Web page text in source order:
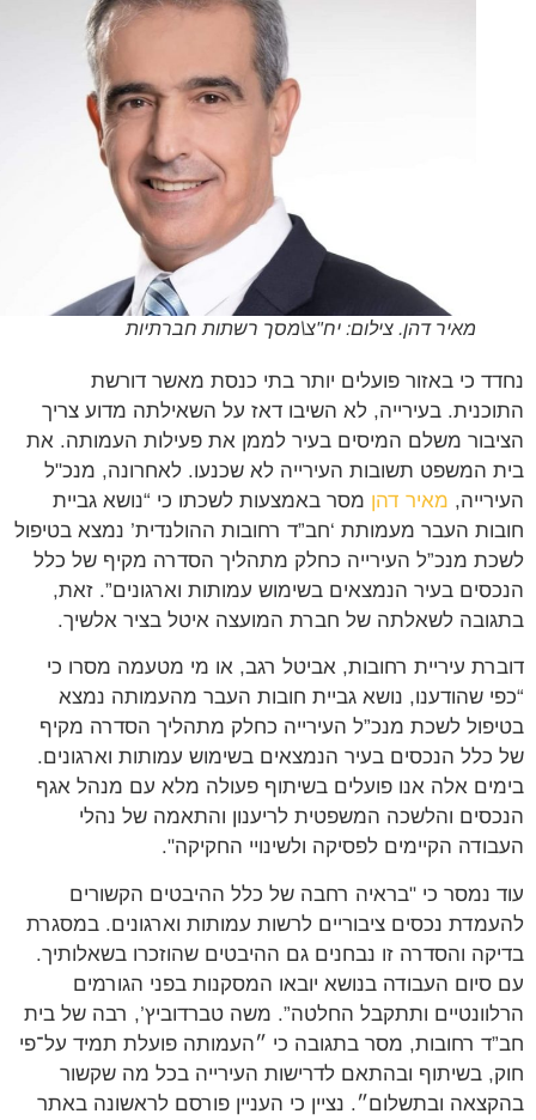
מאיר דהן. צילום: יח"צ\מסך רשתות חברתיות
כי באזור פועלים יותר בתי כנסת מאשר דורשת
בעירייה, לא השיבו דאז על השאילתה מדוע צריך
משלם המיסים בעיר לממן את פעילות העמותה. את
המשפט תשובות העירייה לא שכנעו. לאחרונה, מנכ"ל
מאיר דהןמסר באמצעות לשכתו כי “נושא גביית
העבר מעמותת ‘חב”ד רחובות ההולנדית’ נמצא בטיפול
מנכ”ל העירייה כחלק מתהליך הסדרה מקיף של כלל
בעיר הנמצאים בשימוש עמותות וארגונים”. זאת,
לשאלתה של חברת המועצה איטל בציר אלשיך.
עיריית רחובות, אביטל רגב, או מי מטעמה מסרו כי
שהודענו, נושא גביית חובות העבר מהעמותה נמצא
לשכת מנכ”ל העירייה כחלק מתהליך הסדרה מקיף
הנכסים בעיר הנמצאים בשימוש עמותות וארגונים.
אלה אנו פועלים בשיתוף פעולה מלא עם מנהל אגף
והלשכה המשפטית לריענון והתאמה של נהלי
הקיימים לפסיקה ולשינויי החקיקה".
נמסר כי "בראיה רחבה של כלל ההיבטים הקשורים
נכסים ציבוריים לרשות עמותות וארגונים. במסגרת
והסדרה זו נבחנים גם ההיבטים שהוזכרו בשאלותיך.
העבודה בנושא יובאו המסקנות בפני הגורמים
ותתקבל החלטה”. משה טברדוביץ’, רבה של בית
רחובות, מסר בתגובה כי ״העמותה פועלת תמיד על־פי
בשיתוף ובהתאם לדרישות העירייה בכל מה שקשור
ובתשלום״. נציין כי העניין פורסם לראשונה באתר